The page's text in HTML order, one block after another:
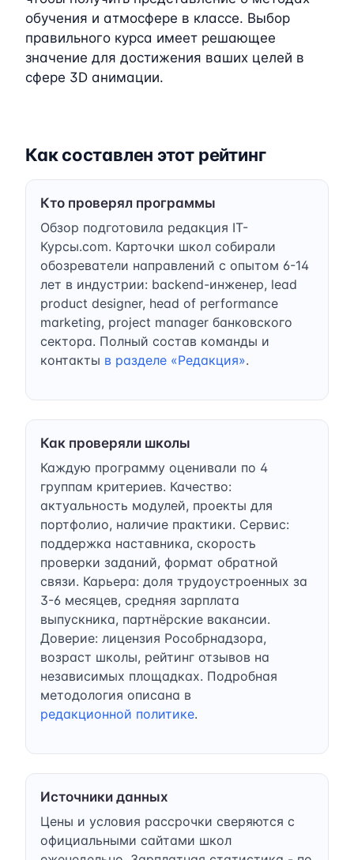
обучения и атмосфере в классе. Выбор
правильного курса имеет решающее
значение для достижения ваших целей в
сфере 3D анимации.
Как составлен этот рейтинг
Кто проверял программы
Обзор подготовила редакция IT-
Курсы.com. Карточки школ собирали
обозреватели направлений с опытом 6-14
лет в индустрии: backend-инженер, lead
product designer, head of performance
marketing, project manager банковского
сектора. Полный состав команды и
контакты в разделе «Редакция».
Как проверяли школы
Каждую программу оценивали по 4
группам критериев. Качество:
актуальность модулей, проекты для
портфолио, наличие практики. Сервис:
поддержка наставника, скорость
проверки заданий, формат обратной
связи. Карьера: доля трудоустроенных за
3-6 месяцев, средняя зарплата
выпускника, партнёрские вакансии.
Доверие: лицензия Рособрнадзора,
возраст школы, рейтинг отзывов на
независимых площадках. Подробная
методология описана в
редакционной политике.
Источники данных
Цены и условия рассрочки сверяются с
официальными сайтами школ